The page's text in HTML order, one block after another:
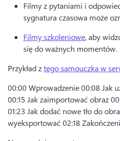
Filmy z pytaniami i
sygnatura czasowa może
Filmy szkoleniowe, aby
się do ważnych momentów.
Przykład z tego samouczka w
00:00 Wprowadzenie 00:08 Jak
00:15 Jak zaimportować obraz
01:23 Jak dodać nowe tło do
wyeksportować 02:18